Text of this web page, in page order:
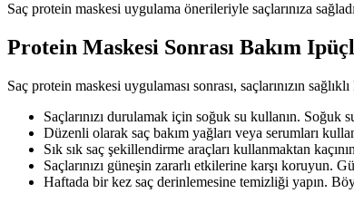
Saç protein maskesi uygulama önerileriyle saçlarınıza
Protein Maskesi Sonrası Bakım
Saç protein maskesi uygulaması sonrası, saçlarınızın
Saçlarınızı durulamak için soğuk su kullanın. Soğuk
Düzenli olarak saç bakım yağları veya serumları
Sık sık saç şekillendirme araçları kullanmaktan
Saçlarınızı güneşin zararlı etkilerine karşı koruyun.
Haftada bir kez saç derinlemesine temizliği yapın.